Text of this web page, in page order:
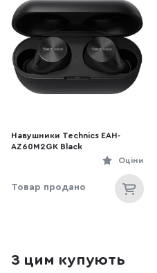
Навушники Technics EAH-
AZ60M2GK Black
Оціни
Товар продано
З цим купують